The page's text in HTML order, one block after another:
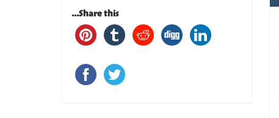
Share this...